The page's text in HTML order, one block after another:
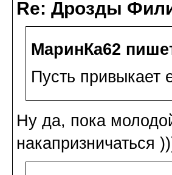
Re: Дрозды
МаринКа62
Пусть привыкает
Ну да, пока
накапризничаться